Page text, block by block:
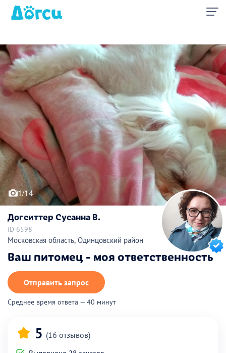
1/14
Догситтер Сусанна В.
ID 6598
Московская область, Одинцовский район
Ваш питомец - моя ответственность
Отправить запрос
Среднее время ответа — 40 минут
5 (16 отзывов)